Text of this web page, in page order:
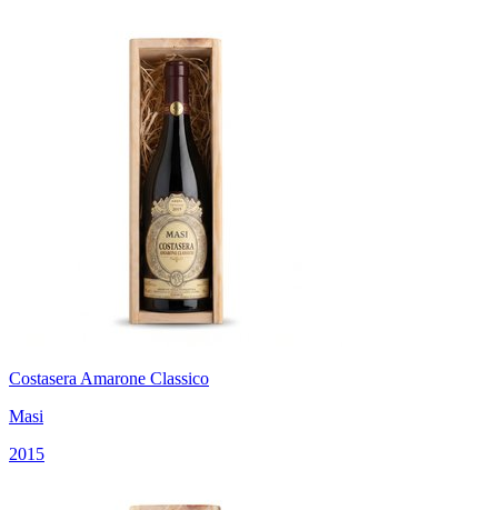
Costasera Amarone Classico
Masi
2015